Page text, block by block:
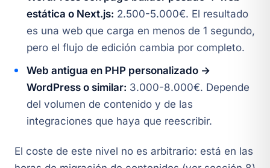
estática o Next.js: 2.500-5.000€. El resultado
es una web que carga en menos de 1 segundo,
pero el flujo de edición cambia por completo.
Web antigua en PHP personalizado →
WordPress o similar: 3.000-8.000€. Depende
del volumen de contenido y de las
integraciones que haya que reescribir.
El coste de este nivel no es arbitrario: está en las